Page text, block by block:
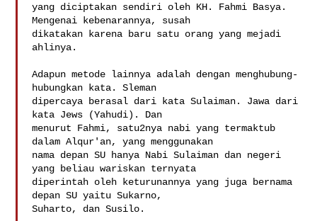
yang diciptakan sendiri oleh KH. Fahmi Basya.
Mengenai kebenarannya, susah
dikatakan karena baru satu orang yang mejadi
ahlinya.
Adapun metode lainnya adalah dengan menghubung-
hubungkan kata. Sleman
dipercaya berasal dari kata Sulaiman. Jawa dari
kata Jews (Yahudi). Dan
menurut Fahmi, satu2nya nabi yang termaktub
dalam Alqur'an, yang menggunakan
nama depan SU hanya Nabi Sulaiman dan negeri
yang beliau wariskan ternyata
diperintah oleh keturunannya yang juga bernama
depan SU yaitu Sukarno,
Suharto, dan Susilo.